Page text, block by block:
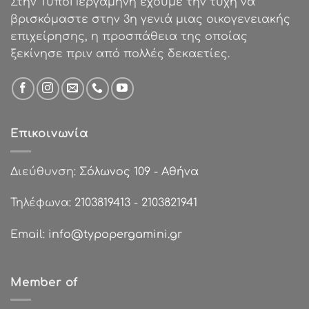
βρισκόμαστε στην 3η γενιά μιας οικογενειακής
επιχείρησης, η προσπάθεια της οποίας
ξεκίνησε πριν από πολλές δεκαετίες.
Επικοινωνία
Διεύθυνση: Σόλωνος 109 - Αθήνα
Τηλέφωνα: 2103819413 - 2103821941
Email: info@typopergamini.gr
Member of